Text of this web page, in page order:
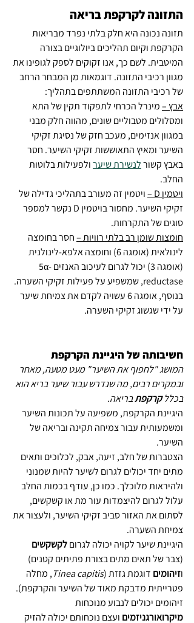
התזונה לקרקפת בריאה
תזונה נכונה היא חלק בלתי נפרד מבריאות
הקרקפת וקיום תהליכים ביולוגיים בצורה
המיטבית. לשם כך, אנו זקוקים לספק לגופינו את
מגוון רכיבי התזונה. דוגמאות מן המבחר הרחב
של רכיבי התזונה המשתתפים בתהליך:
אבץ – מינרל הכרחי לתפקוד תקין של התא
ומסלולים מטבוליים שונים, מהווה חלק מבני
במגוון אנזימים, מעכב חזק של נסיגת זקיקי
השיער ומאיץ התאוששות זקיקי השיער. חסר
באבץ קשור לנשירת שיער ולפעילות בלוטות
החלב.
ויטמין D –
ויטמין זה מעורב בתהליכי גדילה של
זקיקי השיער. מחסור בויטמין D נקשר למספר
סוגים של התקרחות.
חומצות שומן רב בלתי רוויות – חסר בחומצה
לינולאית (אומגה 6) וחומצה אלפא-לינולנית
(אומגה 3) יכול לגרום לעיכוב האנזים 5α-
reductase, שמשפיע על פעילות זקיקי השערה.
בנוסף, אומגה 6 עשויה לקדם את צמיחת שיער
על ידי שגשוג זקיקי השערה.
חשיבותה של היגיינת הקרקפת
המושג "לחפוף את השיער" מעט מטעה, מאחר
ובמקרים רבים, מה שנדרש עבור שיער בריא הוא
בכלל קרקפת בריאה.
היגיינת הקרקפת, משפיעה על תכונות השיער
ומשמעותית עבור צמיחה תקינה ובריאה של
השיער.
הצטברות של חלב, זיעה, אבק, לכלוכים ותאים
מתים יחד יכולים לגרום לשיער להיות שמנוני
ולהיראות מלוכלך. כמו כן, עודף בכמות החלב
עלול לגרום להיצמדות עור מת או קשקשים,
לסתום את האזור סביב זקיקי השיער, ולעצור את
צמיחת השערה.
היגיינת שיער לקויה יכולה לגרום לקשקשים
(צבר של תאים מתים בצורת פתיתים קטנים)
וזיהומים דוגמת גזזת (Tinea capitis, מחלה
פטרייתית מדבקת מאוד של השיער והקרקפת).
זיהומים יכולים לנבוע מנוכחות
מיקרואורגניזמים ועצם נוכחותם יכולה להזיק